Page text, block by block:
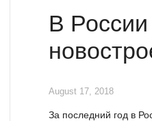
В
August 17, 2018
За последний год в